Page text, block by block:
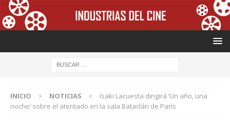
INICIO NOTICIAS
Isaki Lacuesta dirigirá ‘Un año, una
noche’ sobre el atentado en la sala Bataclán de París